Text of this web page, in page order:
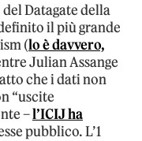
Datagate della
il più grande
(lo è davvero,
Julian Assange
che i dati non
“uscite
–l’ICIJ ha
pubblico. L’1